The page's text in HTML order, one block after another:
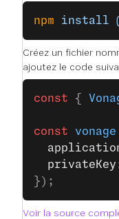
npm install
Créez un fichier
ajoutez le code
const {
const vonage
});
Voir la source